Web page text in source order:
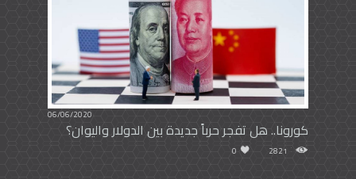
06/06/2020
كورونا.. هل تفجر حرباً جديدة بين الدولار واليوان؟
2821
0